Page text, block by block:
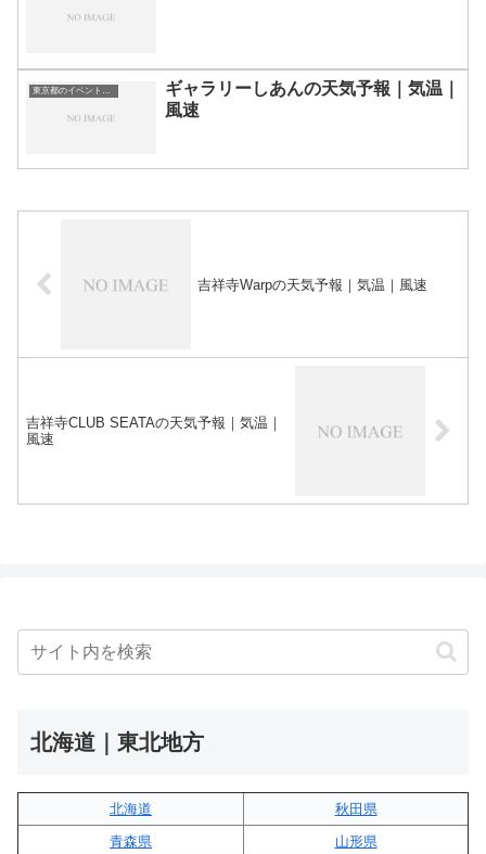
ギャラリーしあんの天気予報｜気温｜
風速
吉祥寺Warpの天気予報｜気温｜風速
吉祥寺CLUB SEATAの天気予報｜気温｜
風速
北海道｜東北地方
北海道
秋田県
青森県
山形県